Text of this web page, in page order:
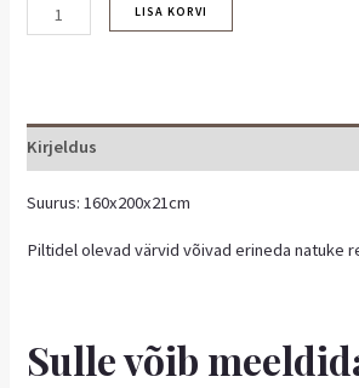
LISA KORVI
Kirjeldus
Suurus: 160x200x21cm
Piltidel olevad värvid võivad erineda natuke
Sulle võib